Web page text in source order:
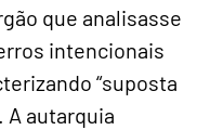
que analisasse
intencionais
“suposta
A autarquia